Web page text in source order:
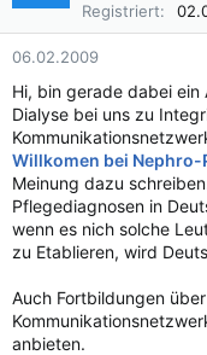
Registriert
06.02.2009
Hi, bin gerade dabei
Dialyse bei uns zu
Willkomen bei Nephro-
Meinung dazu
Pflegediagnosen in
wenn es nich solche
zu Etablieren, wird
Auch Fortbildungen
anbieten.